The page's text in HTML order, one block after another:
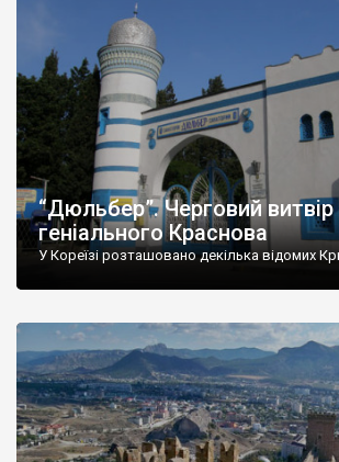
“Дюльбер”. Черговий витвір
геніального Краснова
У Кореїзі розташовано декілька відомих